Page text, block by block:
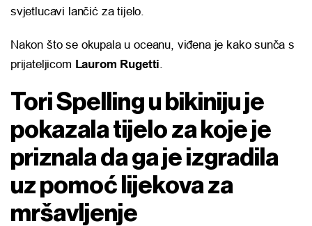
svjetlucavi lančić za tijelo.
Nakon što se okupala u oceanu, viđena je kako sunča s
prijateljicom Laurom Rugetti.
Tori Spelling u bikiniju je
pokazala tijelo za koje je
priznala da ga je izgradila
uz pomoć lijekova za
mršavljenje